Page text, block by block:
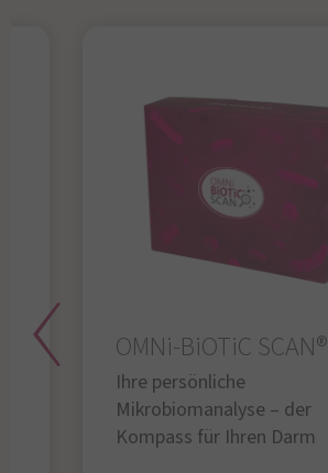
OMNi-BiOTiC SCAN®
Ihre persönliche
Mikrobiomanalyse – der
Kompass für Ihren Darm